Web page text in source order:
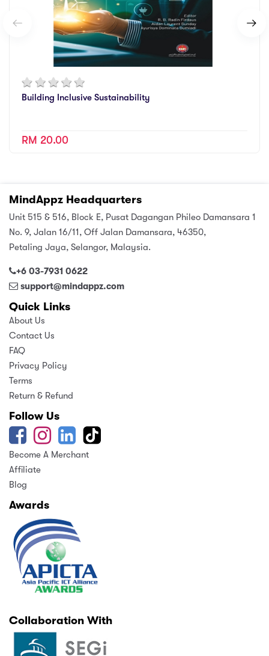
Building Inclusive Sustainability
RM 20.00
MindAppz Headquarters
Unit 515 & 516, Block E, Pusat Dagangan Phileo Damansara 1
No. 9, Jalan 16/11, Off Jalan Damansara, 46350,
Petaling Jaya, Selangor, Malaysia.
+6 03-7931 0622
support@mindappz.com
Quick Links
About Us
Contact Us
FAQ
Privacy Policy
Terms
Return & Refund
Follow Us
Become A Merchant
Affiliate
Blog
Awards
Collaboration With